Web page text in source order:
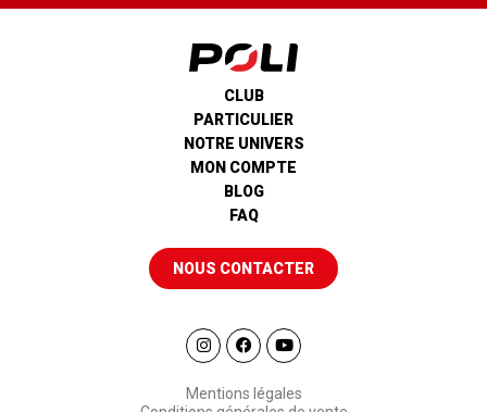
CLUB
PARTICULIER
NOTRE UNIVERS
MON COMPTE
BLOG
FAQ
NOUS CONTACTER
Mentions légales